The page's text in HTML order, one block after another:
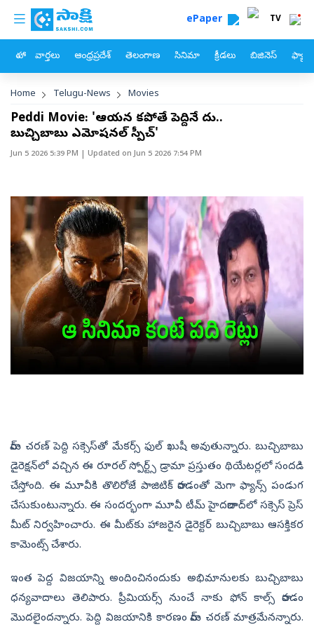
Skip to main content
custom menu ePaper TV
హోం వార్తలు ఆంధ్రప్రదేశ్ తెలంగాణ సినిమా క్రీడలు బిజినెస్
Breadcrumb
Home Telugu-News Movies
Peddi Movie: 'ఆయన లేకపోతే పెద్దినే లేదు..
బుచ్చిబాబు ఎమోషనల్ స్పీచ్'
Jun 5 2026 5:39 PM | Updated onJun 5 2026 7:54 PM
రామ్ చరణ్‌ పెద్ది సక్సెస్‌తో మేకర్స్ ఫుల్ ఖుషీ అవుతున్నారు. బుచ్చిబాబు
డైరెక్షన్‌లో వచ్చిన ఈ రూరల్ స్పోర్ట్స్ డ్రామా ప్రస్తుతం థియేటర్లలో సందడి
చేస్తోంది. ఈ మూవీకి తొలిరోజే పాజిటిక్ రావడంతో మెగా ఫ్యాన్స్ పండుగ
చేసుకుంటున్నారు. ఈ సందర్భంగా మూవీ టీమ్ హైదరాబాద్‌లో సక్సెస్ ప్రెస్
మీట్ నిర్వహించారు. ఈ మీట్‌కు హాజరైన డైరెక్టర్ బుచ్చిబాబు ఆసక్తికర
కామెంట్స్ చేశారు.
ఇంత పెద్ద విజయాన్ని అందించినందుకు అభిమానులకు బుచ్చిబాబు
ధన్యవాదాలు తెలిపారు. ప్రీమియర్స్ నుంచే నాకు ఫోన్ కాల్స్ రావడం
మొదలైందన్నారు. పెద్ది విజయానికి కారణం రామ్ చరణ్‌ మాత్రమేనన్నారు.